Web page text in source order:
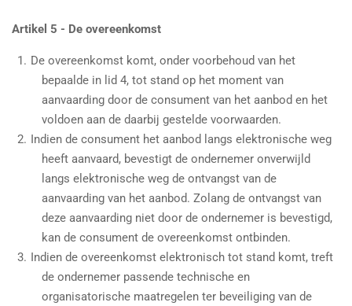
Artikel 5 - De overeenkomst
De overeenkomst komt, onder voorbehoud van het
bepaalde in lid 4, tot stand op het moment van
aanvaarding door de consument van het aanbod en het
voldoen aan de daarbij gestelde voorwaarden.
Indien de consument het aanbod langs elektronische weg
heeft aanvaard, bevestigt de ondernemer onverwijld
langs elektronische weg de ontvangst van de
aanvaarding van het aanbod. Zolang de ontvangst van
deze aanvaarding niet door de ondernemer is bevestigd,
kan de consument de overeenkomst ontbinden.
Indien de overeenkomst elektronisch tot stand komt, treft
de ondernemer passende technische en
organisatorische maatregelen ter beveiliging van de